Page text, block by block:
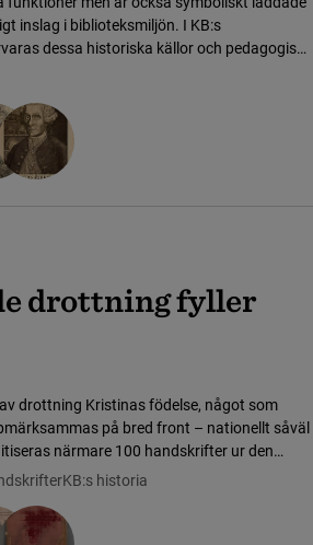
inslag i biblioteksmiljön. I KB:s
dessa historiska källor och pedagogiska
och statussymboler. Ett fåtal
drottning fyller
drottning Kristinas födelse, något som
på bred front – nationellt såväl
närmare 100 handskrifter ur den
och görs tillgängliga för forskare
KB:s historia